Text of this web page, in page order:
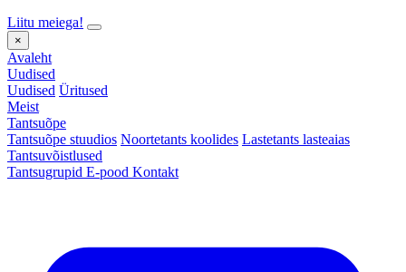
Liitu meiega!
×
Avaleht
Uudised
Uudised Üritused
Meist
Tantsuõpe
Tantsuõpe stuudios Noortetants koolides Lastetants lasteaias
Tantsuvõistlused
Tantsugrupid E-pood Kontakt